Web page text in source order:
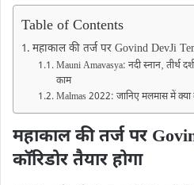
Table of Contents
महाकाल की तर्ज पर Govind DevJi
Mauni Amavasya: नदी स्नान‚ तीर्थ
काम
Malmas 2022: जानिए मलमास में क्या
महाकाल की तर्ज पर
कॉरिडोर तैयार होगा